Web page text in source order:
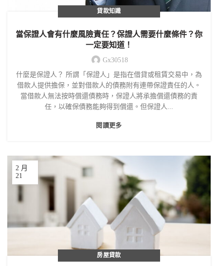
貸款知識
當保證人會有什麼風險責任？保證人需要什麼條件？你
一定要知道！
Gx30518
什麼是保證人？ 所謂「保證人」是指在借貸或租賃交易中，為
借款人提供擔保，並對借款人的債務附有連帶保證責任的人。
當借款人無法按時償還債務時，保證人將承擔償還債務的責
任，以確保債務能夠得到償還。但保證人...
閱讀更多
21
2 月
房屋貸款